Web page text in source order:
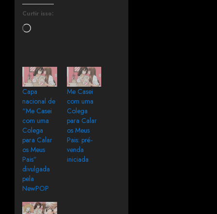
Curtir isso:
Capa
nacional de
“Me Casei
com uma
Colega
para Calar
os Meus
Pais”
divulgada
pela
NewPOP
Me Casei
com uma
Colega
para Calar
os Meus
Pais: pré-
venda
iniciada